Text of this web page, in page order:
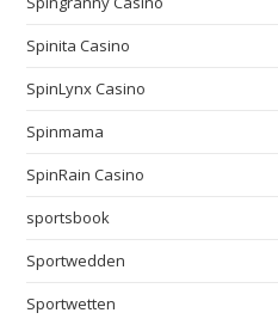
Spinita Casino
SpinLynx Casino
Spinmama
SpinRain Casino
sportsbook
Sportwedden
Sportwetten